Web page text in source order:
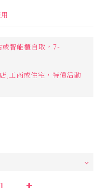
智能櫃自取，7-
,工商或住宅，特價活動